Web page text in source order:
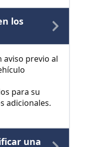
los
aviso previo al
para su
adicionales.
una